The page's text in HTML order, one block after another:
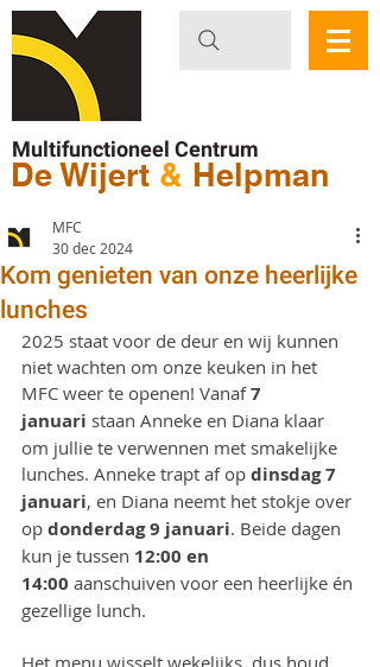
Multifunctioneel Centrum
De Wijert & Helpman
Kom genieten van onze heerlijke
lunches
MFC
30 dec 2024
2025 staat voor de deur en wij kunnen
niet wachten om onze keuken in het
MFC weer te openen! Vanaf 7
januari staan Anneke en Diana klaar
om jullie te verwennen met smakelijke
lunches. Anneke trapt af op dinsdag 7
januari, en Diana neemt het stokje over
op donderdag 9 januari. Beide dagen
kun je tussen 12:00 en
14:00 aanschuiven voor een heerlijke én
gezellige lunch.
Het menu wisselt wekelijks, dus houd